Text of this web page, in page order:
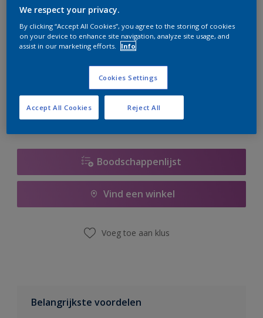
te bestellen. Houd de website in de gaten, we werken
er hard aan om de voorraad aan te vullen.
Boodschappenlijst
Vind een winkel
Voeg toe aan klus
Belangrijkste voordelen
We respect your privacy.
By clicking “Accept All Cookies”, you agree to the storing of cookies
on your device to enhance site navigation, analyze site usage, and
assist in our marketing efforts.
Info
Cookies Settings
Reject All
Accept All Cookies